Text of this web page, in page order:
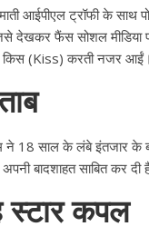
आईपीएल ट्रॉफी के साथ
देखकर फैंस सोशल मीडिया
किस (Kiss) करती नजर आईं।
ने 18 साल के लंबे इंतजार के
बादशाहत साबित कर दी
स्टार कपल